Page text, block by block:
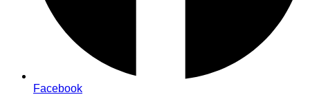
Facebook